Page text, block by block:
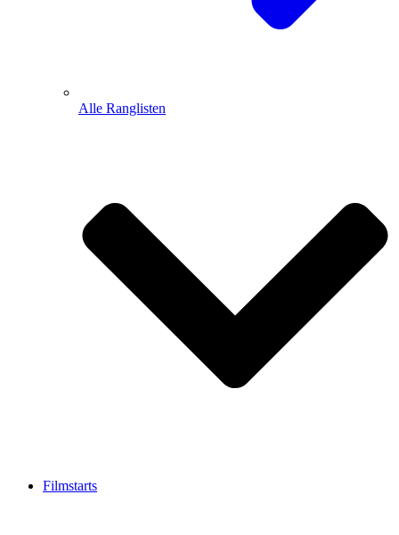
Alle Ranglisten
Filmstarts